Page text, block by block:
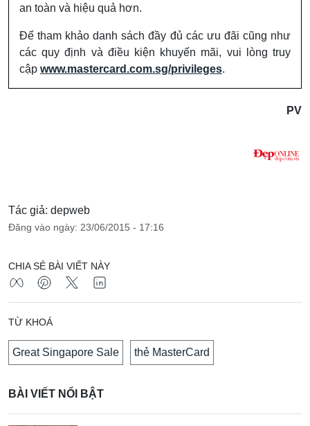
an toàn và hiệu quả hơn.
Để tham khảo danh sách đầy đủ các ưu đãi cũng như
các quy định và điều kiện khuyến mãi, vui lòng truy
cập www.mastercard.com.sg/privileges.
PV
Tác giả: depweb
Đăng vào ngày: 23/06/2015 - 17:16
CHIA SẺ BÀI VIẾT NÀY
TỪ KHOÁ
Great Singapore Sale thẻ MasterCard
BÀI VIẾT NỔI BẬT